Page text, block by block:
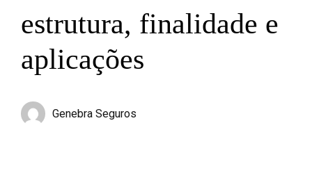
estrutura, finalidade e
aplicações
Genebra Seguros